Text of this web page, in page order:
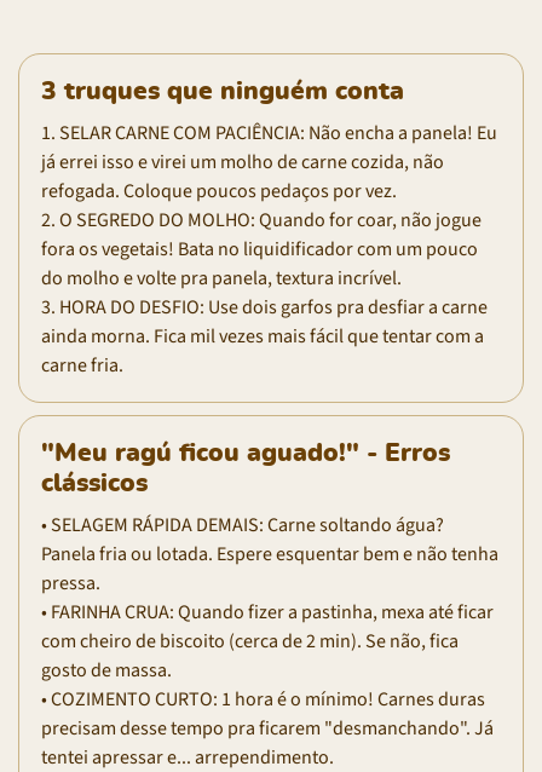
3 truques que ninguém conta
1. SELAR CARNE COM PACIÊNCIA: Não encha a panela! Eu
já errei isso e virei um molho de carne cozida, não
refogada. Coloque poucos pedaços por vez.
2. O SEGREDO DO MOLHO: Quando for coar, não jogue
fora os vegetais! Bata no liquidificador com um pouco
do molho e volte pra panela, textura incrível.
3. HORA DO DESFIO: Use dois garfos pra desfiar a carne
ainda morna. Fica mil vezes mais fácil que tentar com a
carne fria.
"Meu ragú ficou aguado!" - Erros
clássicos
• SELAGEM RÁPIDA DEMAIS: Carne soltando água?
Panela fria ou lotada. Espere esquentar bem e não tenha
pressa.
• FARINHA CRUA: Quando fizer a pastinha, mexa até ficar
com cheiro de biscoito (cerca de 2 min). Se não, fica
gosto de massa.
• COZIMENTO CURTO: 1 hora é o mínimo! Carnes duras
precisam desse tempo pra ficarem "desmanchando". Já
tentei apressar e... arrependimento.